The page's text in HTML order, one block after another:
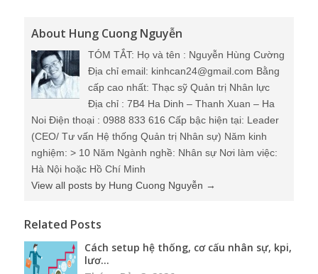
About Hung Cuong Nguyễn
TÓM TẮT: Họ và tên : Nguyễn Hùng Cường
Địa chỉ email: kinhcan24@gmail.com Bằng
cấp cao nhất: Thạc sỹ Quản trị Nhân lực
Địa chỉ : 7B4 Ha Dinh – Thanh Xuan – Ha
Noi Điện thoại : 0988 833 616 Cấp bậc hiện tại: Leader
(CEO/ Tư vấn Hệ thống Quản trị Nhân sự) Năm kinh
nghiệm: > 10 Năm Ngành nghề: Nhân sự Nơi làm việc:
Hà Nội hoặc Hồ Chí Minh
View all posts by Hung Cuong Nguyễn →
Related Posts
Cách setup hệ thống, cơ cấu nhân sự, kpi,
lươ...